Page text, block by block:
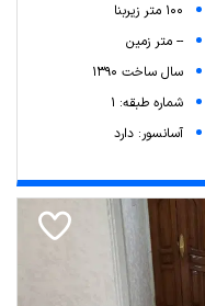
100 متر زیربنا
-- متر زمین
سال ساخت 1390
شماره طبقه: 1
آسانسور: دارد